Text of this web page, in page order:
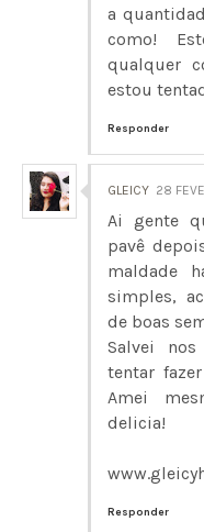
a
como!
qualquer
estou
Responder
GLEICY 28
Ai gente
pavê
maldade
simples,
de boas
Salvei
tentar
Amei
delicia!
Responder